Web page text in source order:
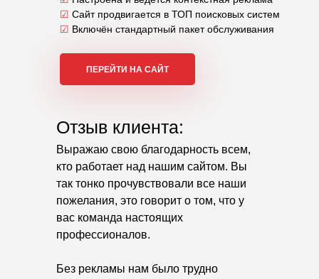
☑ Сайт продвигается в ТОП поисковых систем
☑ Включён стандартный пакет обслуживания
Отзыв клиента:
Выражаю свою благодарность всем,
кто работает над нашим сайтом. Вы
так тонко прочувствовали все наши
пожелания, это говорит о том, что у
вас команда настоящих
профессионалов.
Без рекламы нам было трудно
ПЕРЕЙТИ НА САЙТ